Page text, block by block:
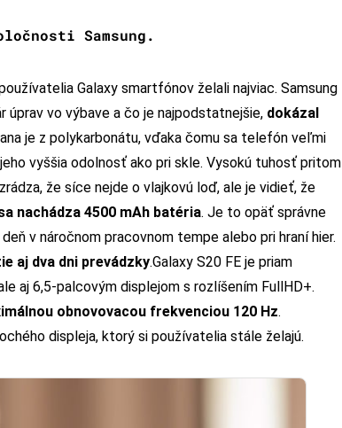
Samsung.
Galaxy smartfónov želali najviac. Samsung
úprav vo výbave a čo je najpodstatnejšie, dokázal
je z polykarbonátu, vďaka čomu sa telefón veľmi
vyššia odolnosť ako pri skle. Vysokú tuhosť pritom
že síce nejde o vlajkovú loď, ale je vidieť, že
nachádza 4500 mAh batéria. Je to opäť správne
v náročnom pracovnom tempe alebo pri hraní hier.
aj dva dni prevádzky.Galaxy S20 FE je priam
aj 6,5-palcovým displejom s rozlíšením FullHD+.
obnovovacou frekvenciou 120 Hz.
displeja, ktorý si používatelia stále želajú.